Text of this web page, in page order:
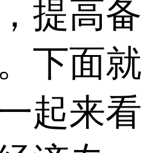
提高备
下面就
起来看